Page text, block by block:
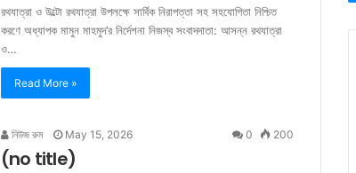
রথযাত্রা ও উল্টো রথযাত্রা উপলক্ষে সার্বিক নিরাপত্তা সহ সহযোগিতা নিশ্চিত
করণে অধ্যাপক মামুন মাহমুদ’র নির্দেশনা নিজস্ব সংবাদদাতা: আসন্ন রথযাত্রা
ও…
Read More »
নিউজ রুম May 15, 2026 0 200
(no title)